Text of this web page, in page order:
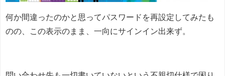
何か間違ったのかと思ってパスワードを再設定してみたも
のの、この表示のまま、一向にサインイン出来ず。